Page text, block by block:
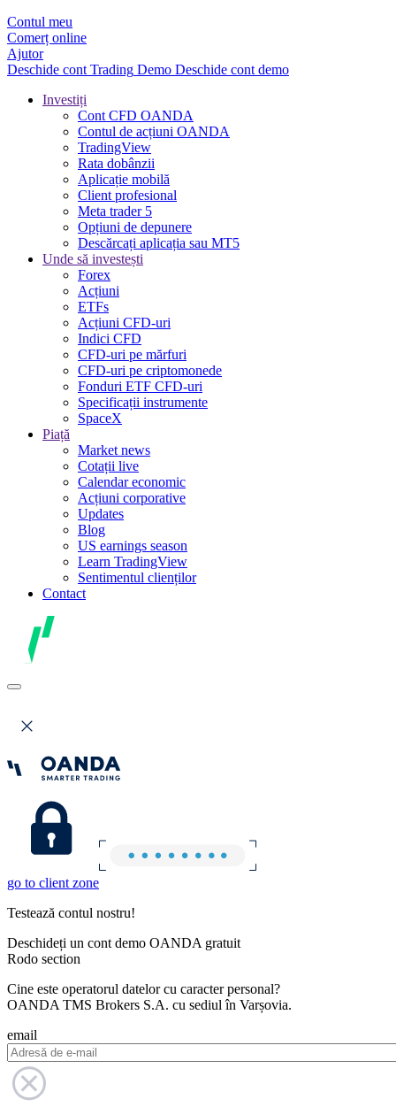
Contul meu
Comerț online
Ajutor
Deschide cont Trading Demo Deschide cont demo
Investiți
Cont CFD OANDA
Contul de acțiuni OANDA
TradingView
Rata dobânzii
Aplicație mobilă
Client profesional
Meta trader 5
Opțiuni de depunere
Descărcați aplicația sau MT5
Unde să investești
Forex
Acțiuni
ETFs
Acțiuni CFD-uri
Indici CFD
CFD-uri pe mărfuri
CFD-uri pe criptomonede
Fonduri ETF CFD-uri
Specificații instrumente
SpaceX
Piață
Market news
Cotații live
Calendar economic
Acțiuni corporative
Updates
Blog
US earnings season
Learn TradingView
Sentimentul clienților
Contact
go to client zone
Testează contul nostru!
Deschideți un cont demo OANDA gratuit
Rodo section
Cine este operatorul datelor cu caracter personal?
OANDA TMS Brokers S.A. cu sediul în Varșovia.
email